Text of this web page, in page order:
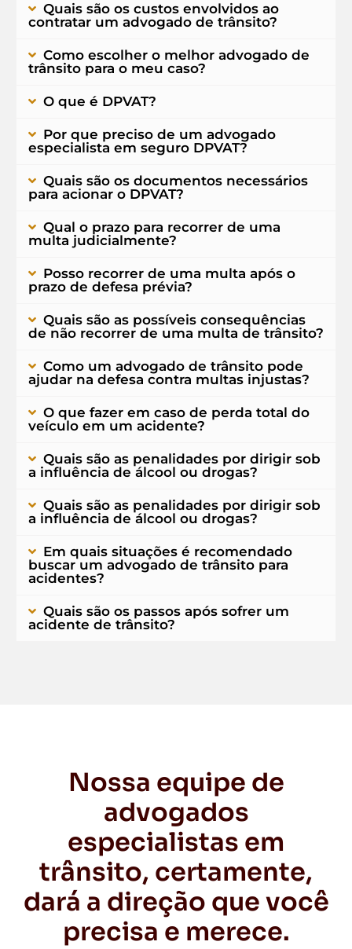
Quais são os custos envolvidos ao
contratar um advogado de trânsito?
Como escolher o melhor advogado de
trânsito para o meu caso?
O que é DPVAT?
Por que preciso de um advogado
especialista em seguro DPVAT?
Quais são os documentos necessários
para acionar o DPVAT?
Qual o prazo para recorrer de uma
multa judicialmente?
Posso recorrer de uma multa após o
prazo de defesa prévia?
Quais são as possíveis consequências
de não recorrer de uma multa de trânsito?
Como um advogado de trânsito pode
ajudar na defesa contra multas injustas?
O que fazer em caso de perda total do
veículo em um acidente?
Quais são as penalidades por dirigir sob
a influência de álcool ou drogas?
Quais são as penalidades por dirigir sob
a influência de álcool ou drogas?
Em quais situações é recomendado
buscar um advogado de trânsito para
acidentes?
Quais são os passos após sofrer um
acidente de trânsito?
Nossa equipe de
advogados
especialistas em
trânsito, certamente,
dará a direção que você
precisa e merece.